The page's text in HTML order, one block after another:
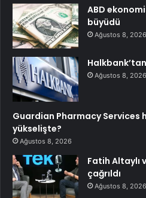
ABD
büyüdü
Ağustos 8, 2026
Ağustos 8, 2026
Guardian Pharmacy Services
yükselişte?
Ağustos 8, 2026
Fatih Altaylı
çağrıldı
Ağustos 8, 2026